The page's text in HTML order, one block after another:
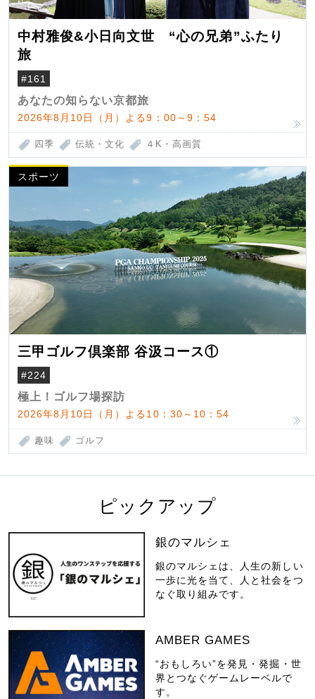
中村雅俊&小日向文世 “心の兄弟”ふたり
旅
#161
あなたの知らない京都旅
2026年8月10日（月）よる9：00～9：54
四季 伝統・文化 ４K・高画質
スポーツ
三甲ゴルフ倶楽部 谷汲コース①
#224
極上！ゴルフ場探訪
2026年8月10日（月）よる10：30～10：54
趣味 ゴルフ
ピックアップ
銀のマルシェ
銀のマルシェは、人生の新しい
一歩に光を当て、人と社会をつ
なぐ取り組みです。
AMBER GAMES
“おもしろい”を発見・発掘・世
界とつなぐゲームレーベルで
す。